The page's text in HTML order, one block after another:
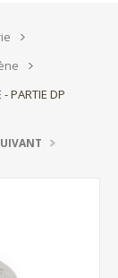
PARTIE DP